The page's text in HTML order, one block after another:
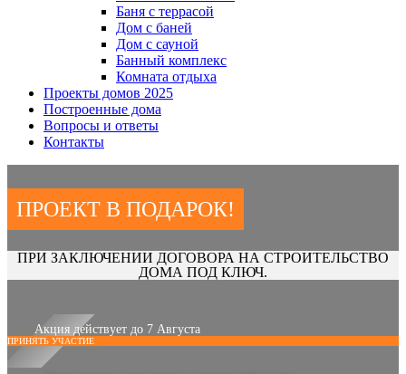
Баня с террасой
Дом с баней
Дом с сауной
Банный комплекс
Комната отдыха
Проекты домов 2025
Построенные дома
Вопросы и ответы
Контакты
ПРОЕКТ В ПОДАРОК!
ПРИ ЗАКЛЮЧЕНИИ ДОГОВОРА НА СТРОИТЕЛЬСТВО
ДОМА ПОД КЛЮЧ.
Акция действует до 7 Августа
ПРИНЯТЬ УЧАСТИЕ